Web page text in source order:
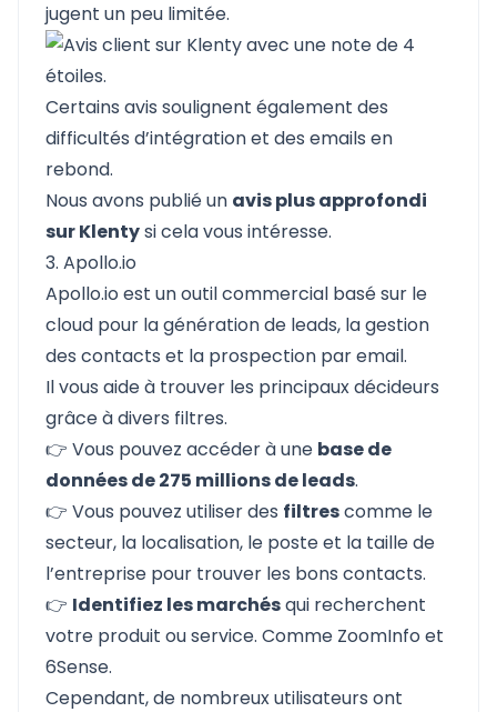
jugent un peu limitée.
Certains avis soulignent également des
difficultés d’intégration et des emails en
rebond.
Nous avons publié un avis plus approfondi
sur Klentysi cela vous intéresse.
3. Apollo.io
Apollo.io est un outil commercial basé sur le
cloud pour la génération de leads, la gestion
des contacts et la prospection par email.
Il vous aide à trouver les principaux décideurs
grâce à divers filtres.
👉 Vous pouvez accéder à une base de
données de 275 millions de leads.
👉 Vous pouvez utiliser des filtrescomme le
secteur, la localisation, le poste et la taille de
l’entreprise pour trouver les bons contacts.
👉 Identifiez les marchésqui recherchent
votre produit ou service. Comme ZoomInfo et
6Sense.
Cependant, de nombreux utilisateurs ont